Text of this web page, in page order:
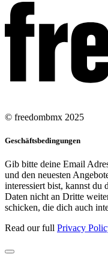
© freedombmx 2025
Geschäftsbedingungen
Gib bitte deine Email
und den neuesten
interessiert bist, kannst du
Daten nicht an Dritte
schicken, die dich auch
Read our full Privacy